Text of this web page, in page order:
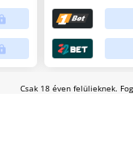
Csak 18 éven felülieknek.